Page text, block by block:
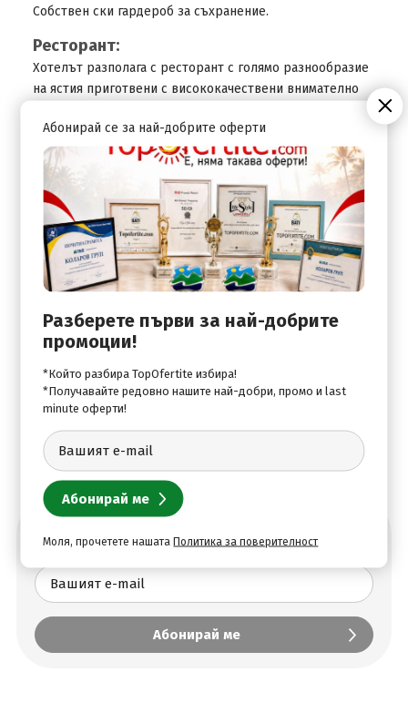
Собствен ски гардероб за съхранение.
Ресторант:
Хотелът разполага с ресторант с голямо разнообразие
на ястия приготвени с висококачествени внимателно
висококачествени топли напитки и коктейли.
За децата:
Хотелът разполага със детски кът.
СПА:
Външно джакузи, финландско топило с билки, ледена
купа, сауна, парна баня, релакс зона.
Спорт:
Фитнес център.
Развлечения:
Зона за игри за възрастни /шах, табла, карти/,
Абонирай се за най-добрите оферти
Абонирай се за най-добрите оферти
Разберете първи за най-добрите
промоции!
*Който разбира TopOfertite избира!
*Получавайте редовно нашите най-добри, промо и last
minute оферти!
Моля, прочетете нашатаПолитика за поверителност